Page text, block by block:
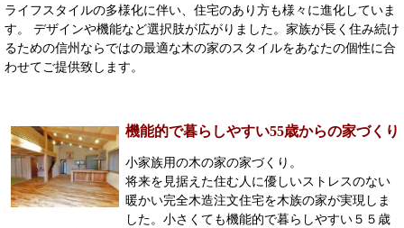
ライフスタイルの多様化に伴い、住宅のあり方も様々に進化していま
す。 デザインや機能など選択肢が広がりました。家族が長く住み続け
るための信州ならではの最適な木の家のスタイルをあなたの個性に合
わせてご提供致します。
機能的で暮らしやすい55歳からの家づくり
小家族用の木の家の家づくり。
将来を見据えた住む人に優しいストレスのない
暖かい完全木造注文住宅を木族の家が実現しま
した。小さくても機能的で暮らしやすい５５歳